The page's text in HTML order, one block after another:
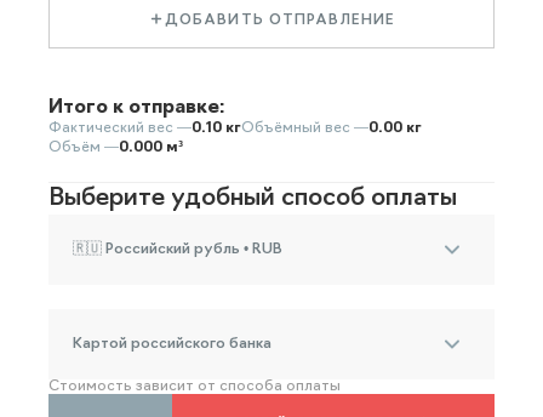
ДОБАВИТЬ ОТПРАВЛЕНИЕ
Итого к отправке:
Фактический вес —0.10 кгОбъёмный вес —0.00 кг
Объём —0.000 м³
Выберите удобный способ оплаты
🇷🇺 Российский рубль • RUB
Картой российского банка
Стоимость зависит от способа оплаты